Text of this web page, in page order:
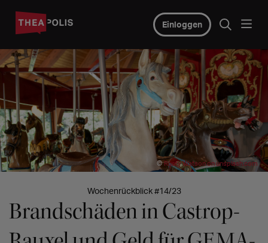
Einloggen
©Rusty Watson on unsplash.com
Wochenrückblick #14/23
Brandschäden in Castrop-